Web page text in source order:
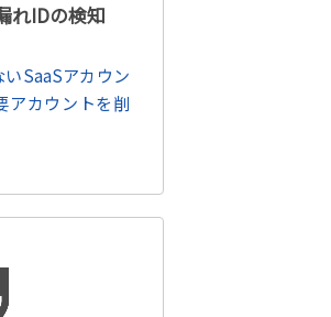
れIDの検知
SaaSアカウン
アカウントを削